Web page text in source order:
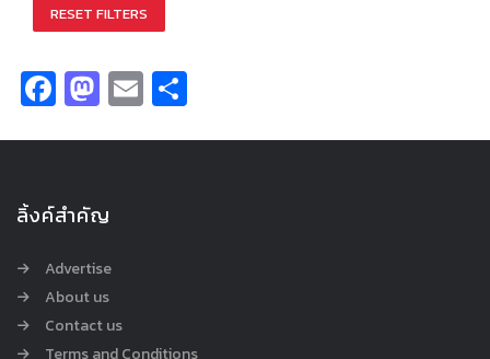
RESET FILTERS
Facebook
Mastodon
Email
ลิ้งค์สำคัญ
Advertise
About us
Contact us
Terms and Conditions